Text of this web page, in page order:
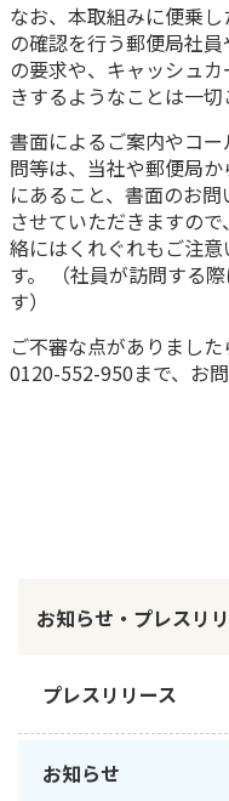
マイページででき
新規登録
ログイン
ご契約内容の確認
お客さまに関する
お問い合わせ
保険かんたん診断
これからのライフ
ご契約手続きの流
お金
子育て
ライフプラン
健康情報
会社概要
財務情報
株主・投資家のみ
日本郵政グループ
採用情報
CM・オウンドメ
かんぽブランド
お客さまの声／お
株主・投資家のみなさ
採用情報
English
なお、本取組みに便乗
の確認を行う郵便局社
の要求や、キャッシュ
きするようなことは一切
書面によるご案内やコ
問等は、当社や郵便局
にあること、書面のお
させていただきますの
絡にはくれぐれもご注
す。 （社員が訪問する
す）
ご不審な点がありまし
0120-552-950まで、お
お知らせ・プレスリ
プレスリリース
お知らせ